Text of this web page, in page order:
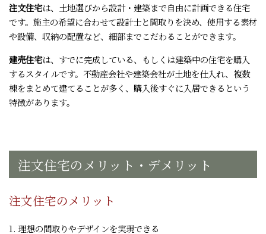
注文住宅は、土地選びから設計・建築まで自由に計画できる住宅
です。施主の希望に合わせて設計士と間取りを決め、使用する素材
や設備、収納の配置など、細部までこだわることができます。
建売住宅は、すでに完成している、もしくは建築中の住宅を購入
するスタイルです。不動産会社や建築会社が土地を仕入れ、複数
棟をまとめて建てることが多く、購入後すぐに入居できるという
特徴があります。
注文住宅のメリット・デメリット
注文住宅のメリット
1. 理想の間取りやデザインを実現できる